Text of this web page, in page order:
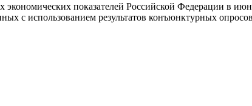
экономических показателей Российской Федерации в
с использованием результатов конъюнктурных